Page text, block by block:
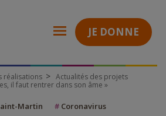
JE DONNE
réalisations
Actualités des projets
il faut rentrer dans son âme »
Martin #Coronavirus